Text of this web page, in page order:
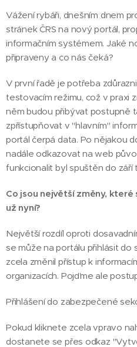
Vážení rybáři, dnešním dnem
stránek ČRS na nový portál,
informačním systémem. Jaké
připraveny a co nás čeká?
V první řadě je potřeba
testovacím režimu, což v praxi
něm budou přibývat postupně
zpřístupňovat v "hlavním"
portál čerpá data. Po nějakou
nadále odkazovat na web
funkcionalit byl spuštěn do září
Co jsou největší změny,
už nyní?
Největší rozdíl oproti
se může na portálu přihlásit do
zcela změnil přístup k
organizacích. Pojďme ale
Přihlášení do zabezpečené
Pokud kliknete zcela vpravo
dostanete se přes odkaz